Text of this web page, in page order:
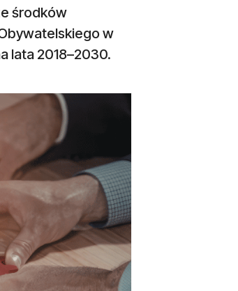
środków
w
lata 2018–2030.